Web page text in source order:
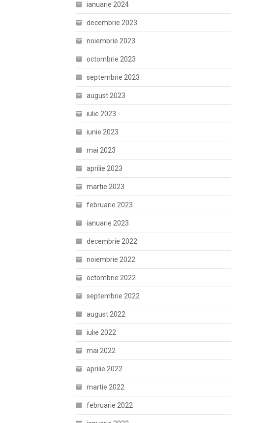
ianuarie 2024
decembrie 2023
noiembrie 2023
octombrie 2023
septembrie 2023
august 2023
iulie 2023
iunie 2023
mai 2023
aprilie 2023
martie 2023
februarie 2023
ianuarie 2023
decembrie 2022
noiembrie 2022
octombrie 2022
septembrie 2022
august 2022
iulie 2022
mai 2022
aprilie 2022
martie 2022
februarie 2022